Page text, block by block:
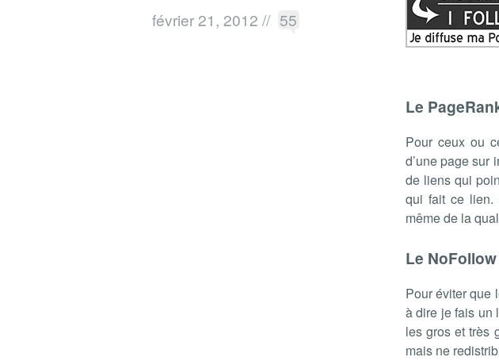
février 21, 2012 // 55
Le
Pour ceux ou
d’une page sur
de liens qui
qui fait ce lien.
même de la
Le
Pour éviter que
à dire je fais un
les gros et très
mais ne